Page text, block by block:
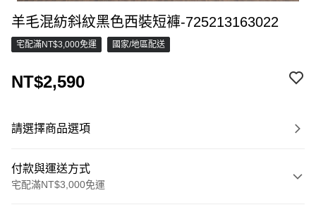
羊毛混紡斜紋黑色西裝短褲-725213163022
宅配滿NT$3,000免運 國家/地區配送
NT$2,590
請選擇商品選項
付款與運送方式
宅配滿NT$3,000免運